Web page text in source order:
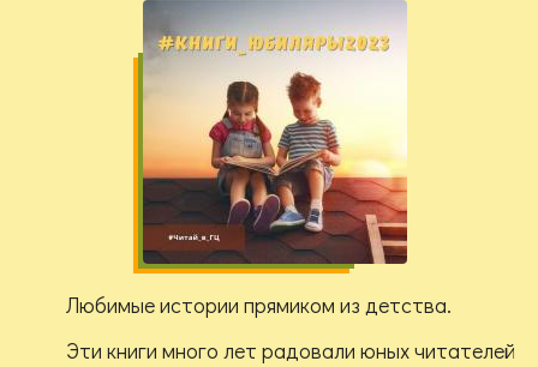
Любимые истории прямиком из детства.
Эти книги много лет радовали юных читателей